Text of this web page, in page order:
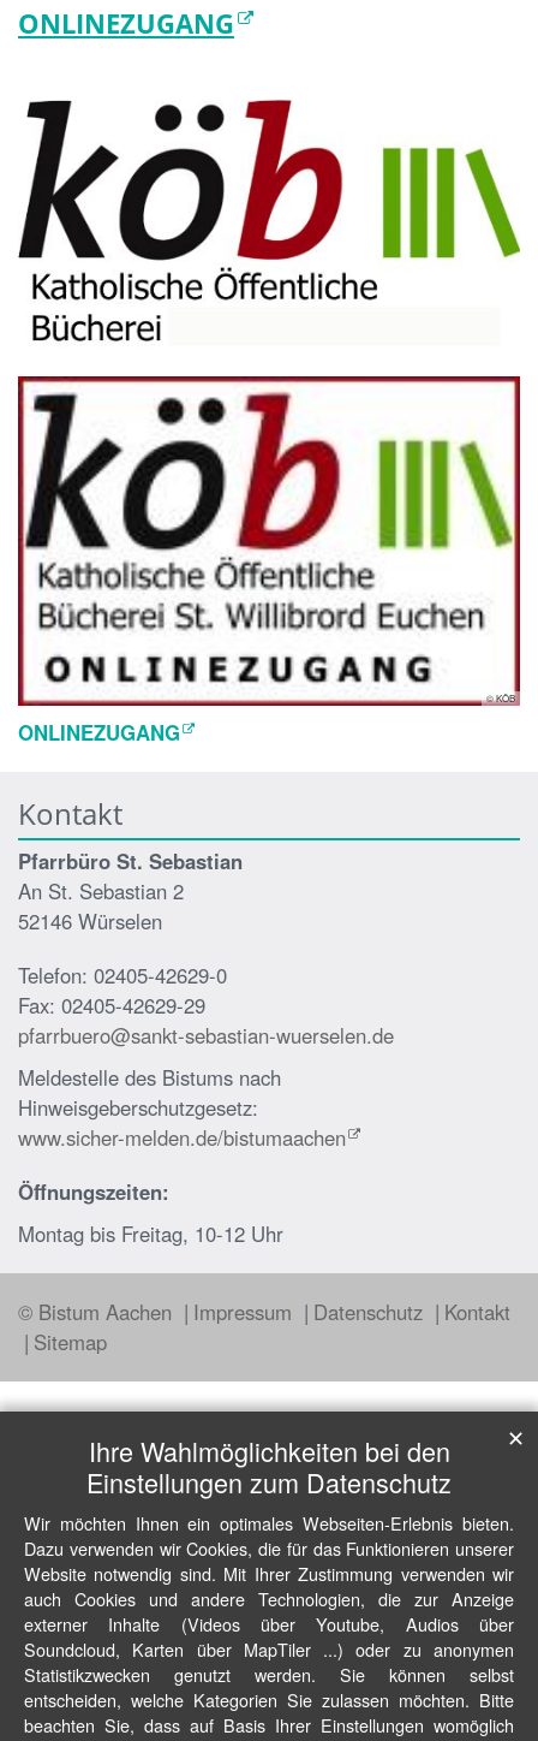
ONLINEZUGANG
© KÖB
ONLINEZUGANG
Kontakt
Pfarrbüro St. Sebastian
An St. Sebastian 2
52146 Würselen
Telefon: 02405-42629-0
Fax: 02405-42629-29
pfarrbuero@sankt-sebastian-wuerselen.de
Meldestelle des Bistums nach
Hinweisgeberschutzgesetz:
www.sicher-melden.de/bistumaachen
Öffnungszeiten:
Montag bis Freitag, 10-12 Uhr
© Bistum Aachen Impressum Datenschutz
Kontakt
Sitemap
Ihre Wahlmöglichkeiten bei den
Einstellungen zum Datenschutz
Wir möchten Ihnen ein optimales Webseiten-Erlebnis bieten.
Dazu verwenden wir Cookies, die für das Funktionieren unserer
Website notwendig sind. Mit Ihrer Zustimmung verwenden wir
auch Cookies und andere Technologien, die zur Anzeige
externer Inhalte (Videos über Youtube, Audios über
Soundcloud, Karten über MapTiler ...) oder zu anonymen
Statistikzwecken genutzt werden. Sie können selbst
entscheiden, welche Kategorien Sie zulassen möchten. Bitte
beachten Sie, dass auf Basis Ihrer Einstellungen womöglich
✕